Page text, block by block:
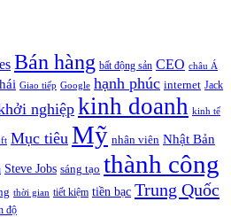
Bán hàng bất động sản CEO châu Á
Giao tiếp Google hạnh phúc internet Jack
nghiệp kinh doanh kinh tế
Mục tiêu Mỹ nhân viên Nhật Bản
Steve Jobs sáng tạo thành công
thời gian tiết kiệm tiền bạc Trung Quốc
độ